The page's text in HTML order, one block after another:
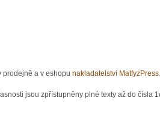
prodejně a v eshopu nakladatelství MatfyzPress.
jsou zpřístupněny plné texty až do čísla